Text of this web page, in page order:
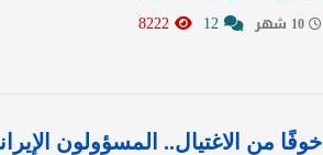
خوفًا من الاغتيال.. المسؤولون